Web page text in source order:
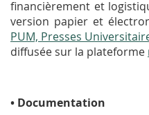
financièrement et
version papier et
PUM, Presses
diffusée sur la plateforme
• Documentation